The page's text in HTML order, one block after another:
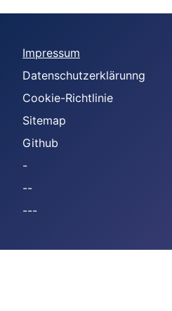
Impressum
Datenschutzerklärunng
Cookie-Richtlinie
Sitemap
Github
-
--
---